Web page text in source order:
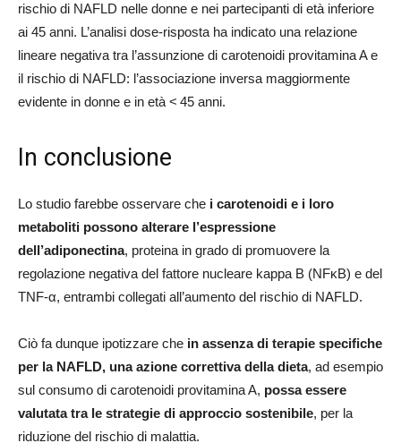
rischio di NAFLD nelle donne e nei partecipanti di età inferiore
ai 45 anni. L’analisi dose-risposta ha indicato una relazione
lineare negativa tra l’assunzione di carotenoidi provitamina A e
il rischio di NAFLD: l’associazione inversa maggiormente
evidente in donne e in età < 45 anni.
In conclusione
Lo studio farebbe osservare che i carotenoidi e i loro
metaboliti possono alterare l’espressione
dell’adiponectina, proteina in grado di promuovere la
regolazione negativa del fattore nucleare kappa B (NFκB) e del
TNF-α, entrambi collegati all’aumento del rischio di NAFLD.
Ciò fa dunque ipotizzare che in assenza di terapie specifiche
per la NAFLD, una azione correttiva della dieta, ad esempio
sul consumo di carotenoidi provitamina A, possa essere
valutata tra le strategie di approccio sostenibile, per la
riduzione del rischio di malattia.